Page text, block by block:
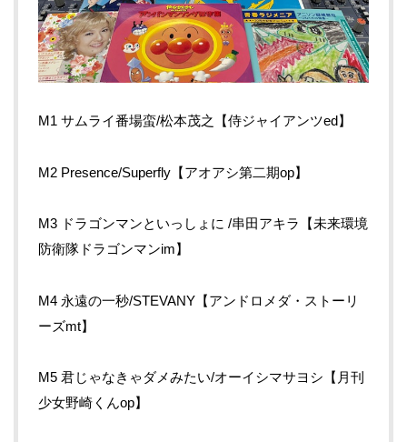
M1 サムライ番場蛮/松本茂之【侍ジャイアンツed】
M2 Presence/Superfly【アオアシ第二期op】
M3 ドラゴンマンといっしょに /串田アキラ【未来環境
防衛隊ドラゴンマンim】
M4 永遠の一秒/STEVANY【アンドロメダ・ストーリ
ーズmt】
M5 君じゃなきゃダメみたい/オーイシマサヨシ【月刊
少女野崎くんop】